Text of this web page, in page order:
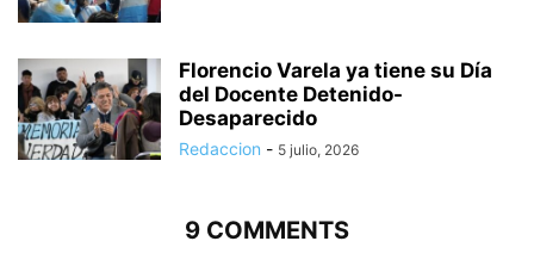
Florencio Varela ya tiene su Día
del Docente Detenido-
Desaparecido
Redaccion - 5 julio, 2026
9 COMMENTS